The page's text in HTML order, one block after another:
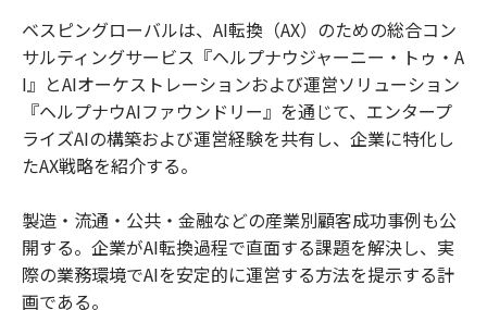
ベスピングローバルは、AI転換（AX）のための総合コン
サルティングサービス『ヘルプナウジャーニー・トゥ・A
I』とAIオーケストレーションおよび運営ソリューション
『ヘルプナウAIファウンドリー』を通じて、エンタープ
ライズAIの構築および運営経験を共有し、企業に特化し
たAX戦略を紹介する。
製造・流通・公共・金融などの産業別顧客成功事例も公
開する。企業がAI転換過程で直面する課題を解決し、実
際の業務環境でAIを安定的に運営する方法を提示する計
画である。